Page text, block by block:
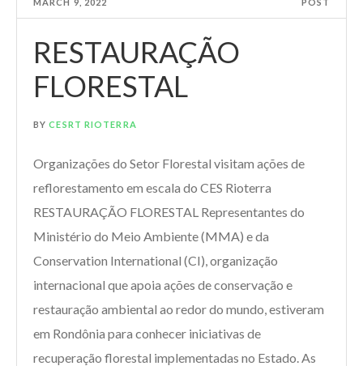
RESTAURAÇÃO
FLORESTAL
BYCESRT RIOTERRA
Organizações do Setor Florestal visitam ações de
reflorestamento em escala do CES Rioterra
RESTAURAÇÃO FLORESTAL Representantes do
Ministério do Meio Ambiente (MMA) e da
Conservation International (CI), organização
internacional que apoia ações de conservação e
restauração ambiental ao redor do mundo, estiveram
em Rondônia para conhecer iniciativas de
recuperação florestal implementadas no Estado. As